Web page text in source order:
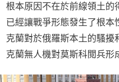
根本原因不在於前線領土的
已經讓戰爭形態發生了根本
克蘭對於俄羅斯本土的騷擾
克蘭無人機對莫斯科閲兵形